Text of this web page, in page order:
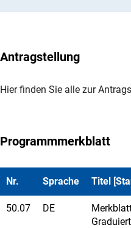
Antragstellung
Hier finden Sie alle zur
Programmmerkblatt
Nr. Sprache Titel
50.07 DE